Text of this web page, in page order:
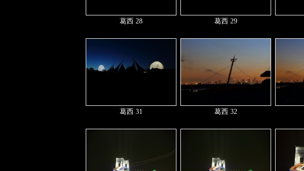
葛西 28 葛西 29
葛西 31 葛西 32